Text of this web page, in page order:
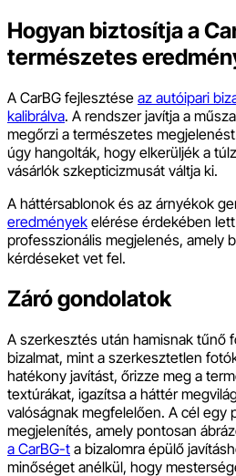
Hogyan biztosítja a
természetes
A CarBG fejlesztése az autóipari
kalibrálva. A rendszer javítja a
megőrzi a természetes
úgy hangolták, hogy elkerüljék a
vásárlók szkepticizmusát váltja ki.
A háttérsablonok és az árnyékok
eredmények elérése érdekében
professzionális megjelenés, amely
kérdéseket vet fel.
Záró gondolatok
A szerkesztés után hamisnak tűnő
bizalmat, mint a szerkesztetlen
hatékony javítást, őrizze meg a
textúrákat, igazítsa a háttér
valóságnak megfelelően. A cél egy
megjelenítés, amely pontosan
a CarBG-t a bizalomra épülő
minőséget anélkül, hogy